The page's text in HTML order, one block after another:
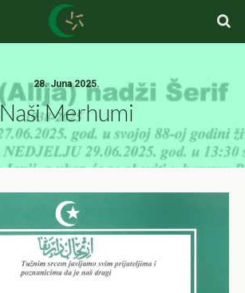
28. Juna 2025.
Naši Merhumi